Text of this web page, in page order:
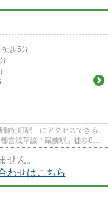
徒歩5分
御徒町駅」にアクセスできる
営浅草線「蔵前駅」徒歩8
せん。
わせはこちら